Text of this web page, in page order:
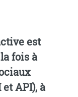
est
fois à
API), à